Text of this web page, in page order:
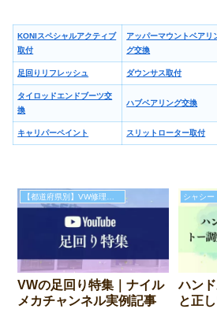
KONIスペシャルアクティブ
取付
アッパーマウントベアリ
グ交換
足回りリフレッシュ ダウンサス取付
タイロッドエンドブーツ交
換
ハブベアリング交換
キャリパーペイント スリットローター取付
VWの足回り特集｜ナイル
メカチャンネル実例記事
ハン
と正